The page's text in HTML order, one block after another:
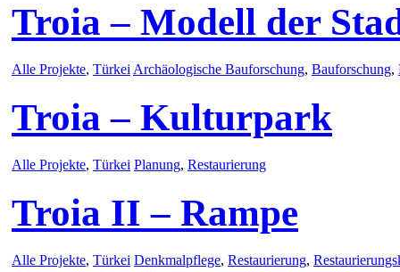
Troia – Modell der
Alle Projekte, Türkei Archäologische Bauforschung, Bauforschung,
Troia – Kulturpark
Alle Projekte, Türkei Planung, Restaurierung
Troia II – Rampe
Alle Projekte, Türkei Denkmalpflege, Restaurierung,